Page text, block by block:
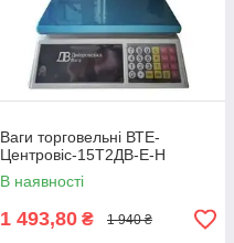
Ваги торговельні ВТЕ-
Центровіс-15Т2ДВ-Е-Н
В наявності
1 493,80 ₴ 1 940 ₴